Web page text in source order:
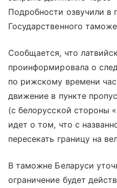
Подробности озвучили в
Государственного
Сообщается, что
проинформировала о
по рижскому времени
движение в пункте
(с белорусской стороны
идет о том, что с
пересекать границу на
В таможне Беларуси
ограничение будет